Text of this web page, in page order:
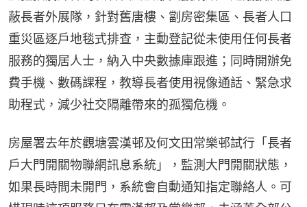
蔽長者外展隊，針對舊唐樓、劏房密集區、長者人口
重災區逐戶地毯式排查，主動登記從未使用任何長者
服務的獨居人士，納入中央數據庫跟進；同時開辦免
費手機、數碼課程，教導長者使用視像通話、緊急求
助程式，減少社交隔離帶來的孤獨危機。
房屋署去年於觀塘雲漢邨及何文田常樂邨試行「長者
戶大門開關物聯網訊息系統」，監測大門開關狀態，
如果長時間未開門，系統會自動通知指定聯絡人。可